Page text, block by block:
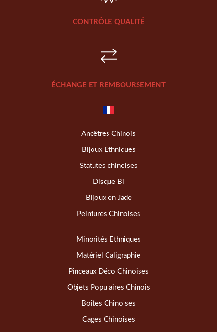
CONTRÔLE QUALITÉ
ÉCHANGE ET REMBOURSEMENT
Ancêtres Chinois
Bijoux Ethniques
Statutes chinoises
Disque Bi
Bijoux en Jade
Peintures Chinoises
Minorités Ethniques
Matériel Caligraphie
Pinceaux Déco Chinoises
Objets Populaires Chinois
Boîtes Chinoises
Cages Chinoises